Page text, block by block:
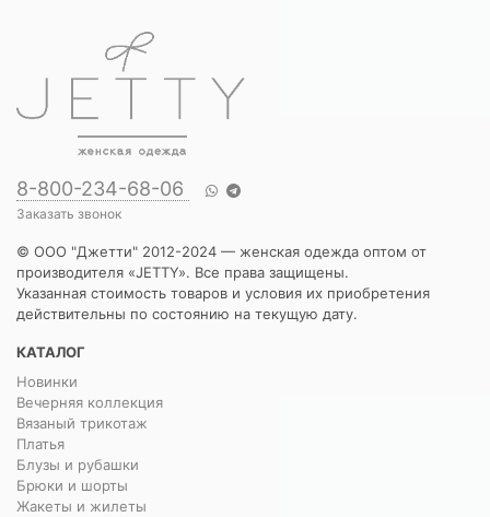
8-800-234-68-06
Заказать звонок
© ООО "Джетти" 2012-2024 — женская одежда оптом от
производителя «JETTY». Все права защищены.
Указанная стоимость товаров и условия их приобретения
действительны по состоянию на текущую дату.
КАТАЛОГ
Новинки
Вечерняя коллекция
Вязаный трикотаж
Платья
Блузы и рубашки
Брюки и шорты
Жакеты и жилеты